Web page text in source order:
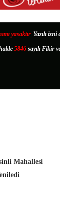
yasaktır. Yazılı
5846 sayılı Fikir
Mahallesi